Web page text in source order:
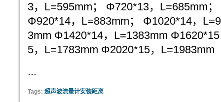
3，L=595mm； Φ720*13，L=685mm
Φ920*14，L=883mm； Φ1020*14，
3mm Φ1420*14，L=1383mm
5，L=1783mm Φ2020*15，L=1983mm
...
Tags: 超声波流量计安装距离